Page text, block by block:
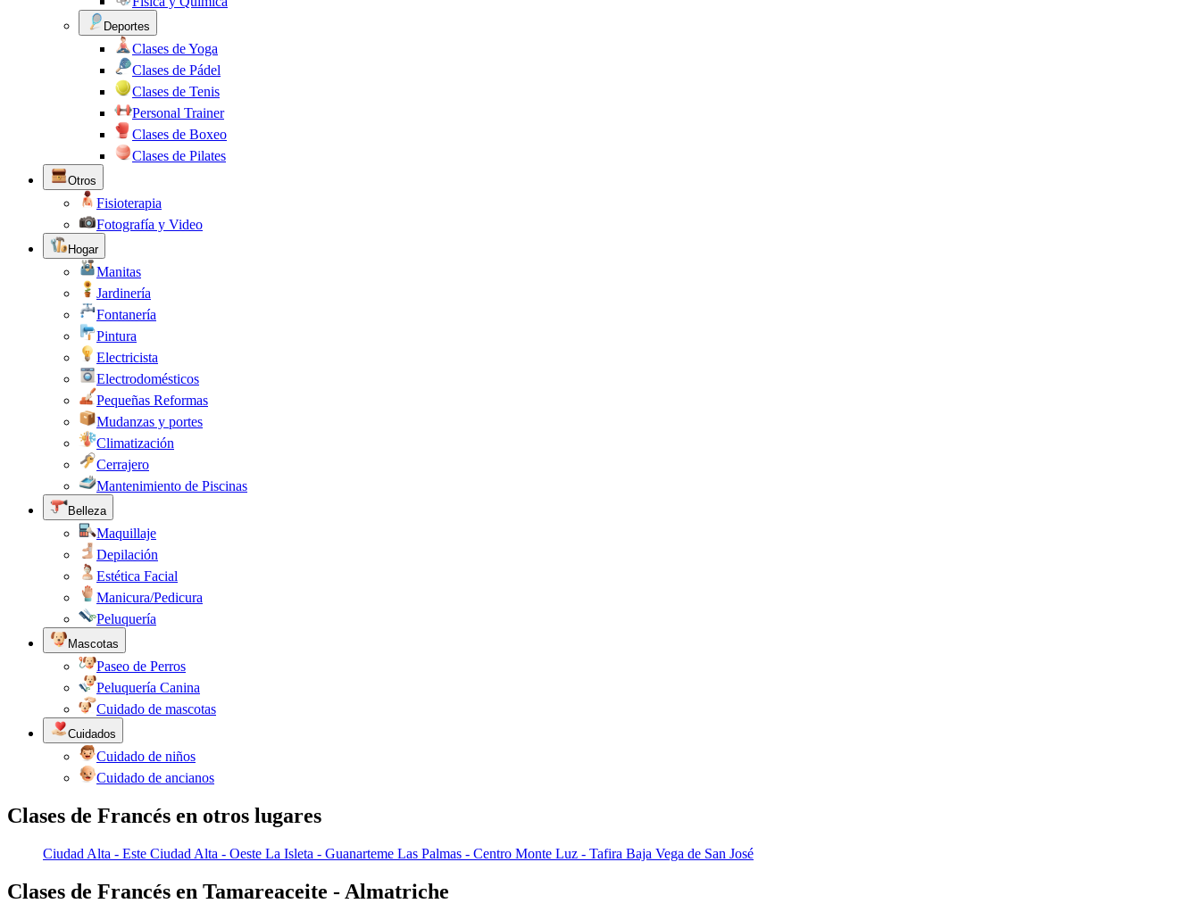
Deportes
Clases de Yoga
Clases de Pádel
Clases de Tenis
Personal Trainer
Clases de Boxeo
Clases de Pilates
Otros
Fisioterapia
Fotografía y Video
Hogar
Manitas
Jardinería
Fontanería
Pintura
Electricista
Electrodomésticos
Pequeñas Reformas
Mudanzas y portes
Climatización
Cerrajero
Mantenimiento de Piscinas
Belleza
Maquillaje
Depilación
Estética Facial
Manicura/Pedicura
Peluquería
Mascotas
Paseo de Perros
Peluquería Canina
Cuidado de mascotas
Cuidados
Cuidado de niños
Cuidado de ancianos
Clases de Francés en otros lugares
Ciudad Alta - Este Ciudad Alta - Oeste La Isleta - Guanarteme Las Palmas - Centro Monte Luz - Tafira Baja Vega de San José
Clases de Francés en Tamareaceite - Almatriche